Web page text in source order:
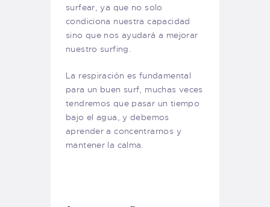
surfear, ya que no solo
condiciona nuestra capacidad
sino que nos ayudará a mejorar
nuestro surfing.
La respiración es fundamental
para un buen surf, muchas veces
tendremos que pasar un tiempo
bajo el agua, y debemos
aprender a concentrarnos y
mantener la calma.